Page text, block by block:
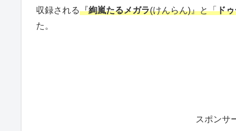
収録される『絢嵐たるメガラ(けんらん)』と「ド
た。
スポンサ